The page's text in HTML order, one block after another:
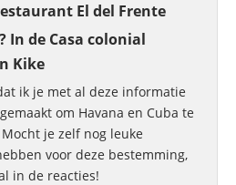
El del Frente
In de Casa colonial
Kike
ik je met al deze informatie
om Havana en Cuba te
je zelf nog leuke
voor deze bestemming,
in de reacties!